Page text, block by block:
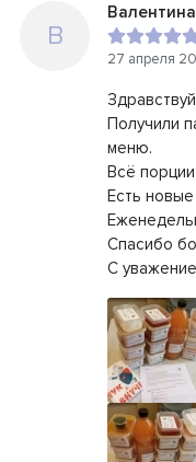
В
Валентина
27 апреля
Получили
меню.
Всё
Есть
Спасибо
С